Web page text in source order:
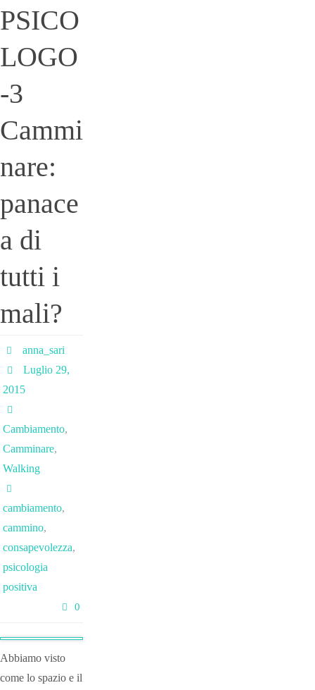
PSICO
LOGO
-3
Cammi
nare:
panace
a di
tutti i
mali?
anna_sari
Luglio 29,
2015
Cambiamento,
Camminare,
Walking
cambiamento,
cammino,
consapevolezza,
psicologia
positiva
0
Abbiamo visto
come lo spazio e il